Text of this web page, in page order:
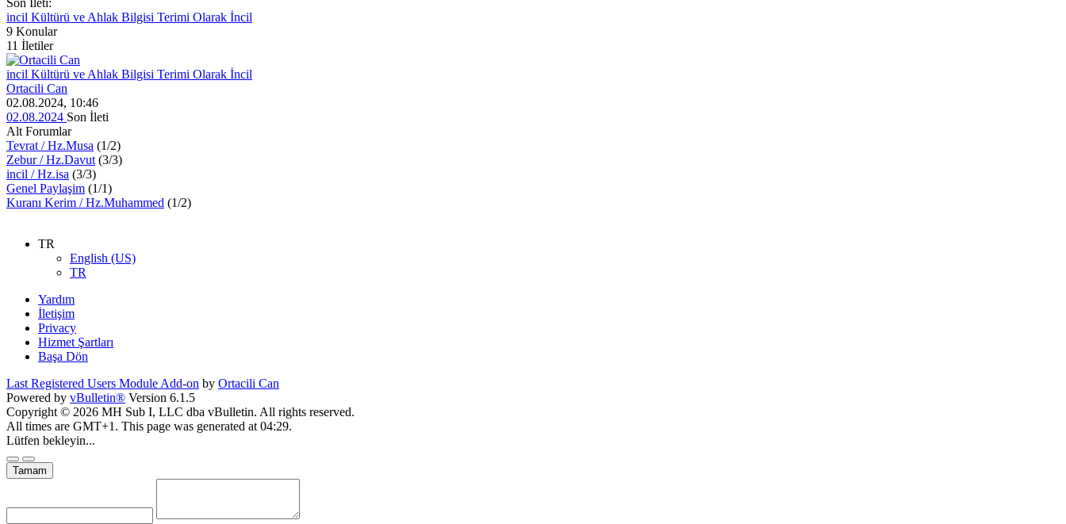
incil Kültürü ve Ahlak Bilgisi Terimi Olarak İncil
9 Konular
11 İletiler
incil Kültürü ve Ahlak Bilgisi Terimi Olarak İncil
Ortacili Can
02.08.2024, 10:46
02.08.2024 Son İleti
Alt Forumlar
Tevrat / Hz.Musa (1/2)
Zebur / Hz.Davut (3/3)
incil / Hz.isa (3/3)
Genel Paylaşim (1/1)
Kuranı Kerim / Hz.Muhammed (1/2)
TR
English (US)
TR
Yardım
İletişim
Privacy
Hizmet Şartları
Başa Dön
Last Registered Users Module Add-on by Ortacili Can
Powered by vBulletin® Version 6.1.5
Copyright © 2026 MH Sub I, LLC dba vBulletin. All rights reserved.
All times are GMT+1. This page was generated at 04:29.
Lütfen bekleyin...
Tamam